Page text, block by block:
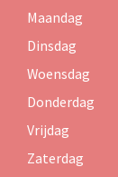
Maandag
Dinsdag
Woensdag
Donderdag
Vrijdag
Zaterdag